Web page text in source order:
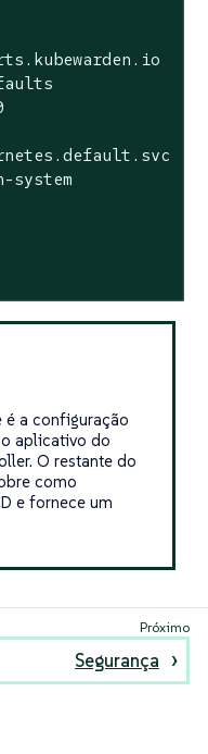
system
é a configuração
aplicativo do
O restante do
como
e fornece um
Segurança